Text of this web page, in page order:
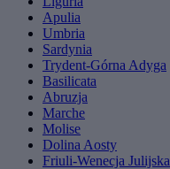
Apulia
Umbria
Sardynia
Trydent-Górna Adyga
Basilicata
Abruzja
Marche
Molise
Dolina Aosty
Friuli-Wenecja Julijska